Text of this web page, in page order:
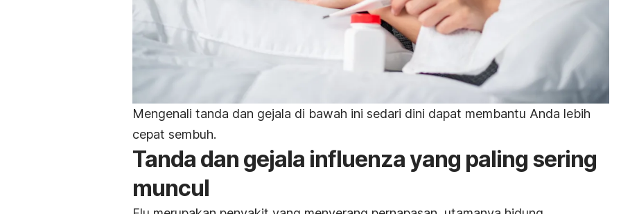
Mengenali tanda dan gejala di bawah ini sedari dini dapat membantu Anda lebih
cepat sembuh.
Tanda dan gejala influenza yang paling sering
muncul